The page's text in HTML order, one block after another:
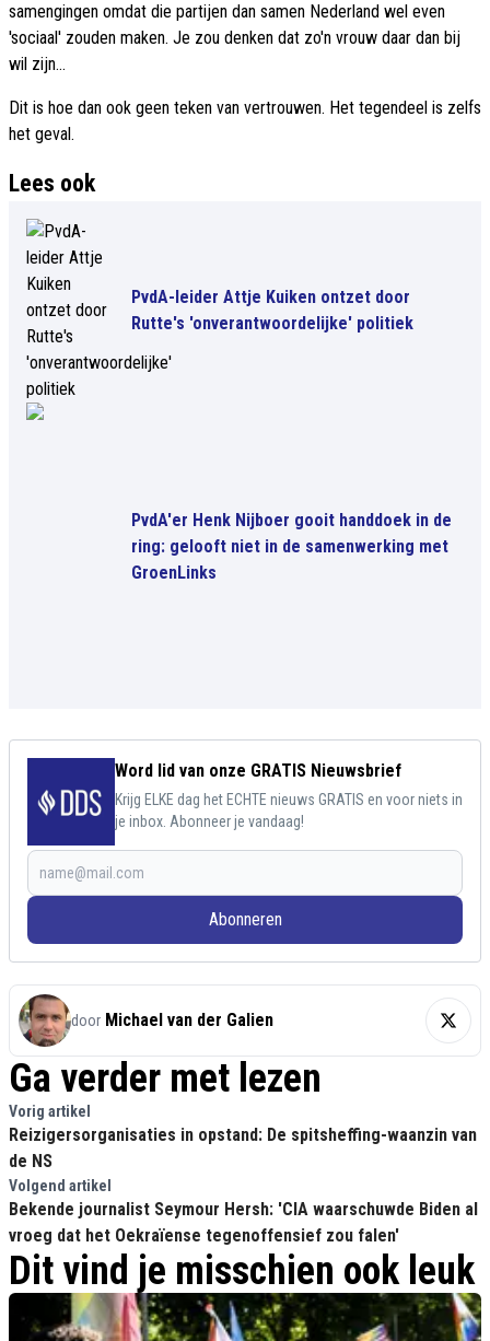
samengingen omdat die partijen dan samen Nederland wel even
'sociaal' zouden maken. Je zou denken dat zo'n vrouw daar dan bij
wil zijn...
Dit is hoe dan ook geen teken van vertrouwen. Het tegendeel is zelfs
het geval.
Lees ook
PvdA-leider Attje Kuiken ontzet door
Rutte's 'onverantwoordelijke' politiek
PvdA'er Henk Nijboer gooit handdoek in de
ring: gelooft niet in de samenwerking met
GroenLinks
Word lid van onze GRATIS Nieuwsbrief
Krijg ELKE dag het ECHTE nieuws GRATIS en voor niets in
je inbox. Abonneer je vandaag!
Abonneren
door Michael van der Galien
Ga verder met lezen
Vorig artikel
Reizigersorganisaties in opstand: De spitsheffing-waanzin van
de NS
Volgend artikel
Bekende journalist Seymour Hersh: 'CIA waarschuwde Biden al
vroeg dat het Oekraïense tegenoffensief zou falen'
Dit vind je misschien ook leuk